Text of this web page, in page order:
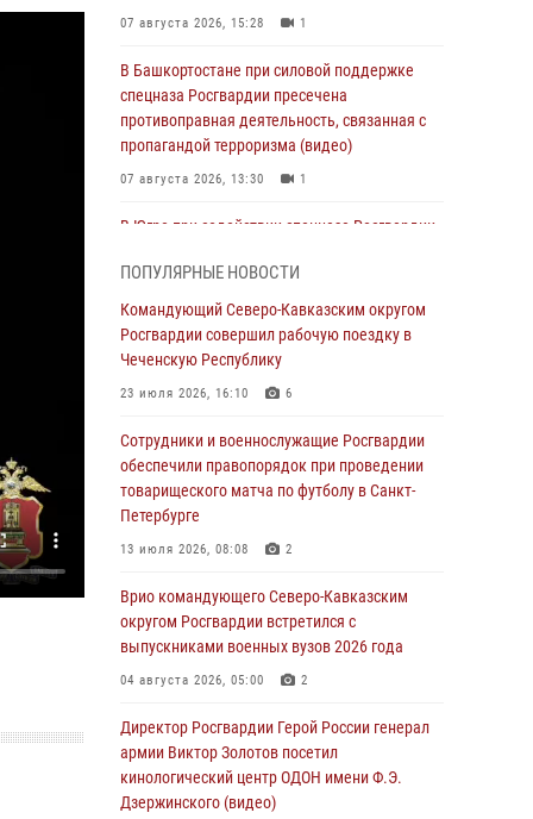
07 августа 2026, 15:28 1
В Башкортостане при силовой поддержке
спецназа Росгвардии пресечена
противоправная деятельность, связанная с
пропагандой терроризма (видео)
07 августа 2026, 13:30 1
В Югре при содействии спецназа Росгвардии
миграционного законодательства
07 августа 2026, 12:54
Тонувшего ребенка спас росгвардеец в
Юные гости из летних лагерей посетили
кинологический центр Росгвардии (видео)
07 августа 2026, 12:20
округу Росгвардии и ветераны военной
контрразведки почтили память Николая
Кузнецова
07 августа 2026, 12:00 4
Ветеран войск правопорядка генерал-майор
Иван Пияшев – герой выпуска «Легенды
армии с Александром Маршалом»
07 августа 2026, 12:00
ПОПУЛЯРНЫЕ НОВОСТИ
Командующий Северо-Кавказским округом
Росгвардии совершил рабочую поездку в
Чеченскую Республику
23 июля 2026, 16:10 6
Сотрудники и военнослужащие Росгвардии
обеспечили правопорядок при проведении
товарищеского матча по футболу в Санкт-
Петербурге
13 июля 2026, 08:08 2
Врио командующего Северо-Кавказским
округом Росгвардии встретился с
выпускниками военных вузов 2026 года
04 августа 2026, 05:00 2
Директор Росгвардии Герой России генерал
армии Виктор Золотов посетил
кинологический центр ОДОН имени Ф.Э.
Дзержинского (видео)